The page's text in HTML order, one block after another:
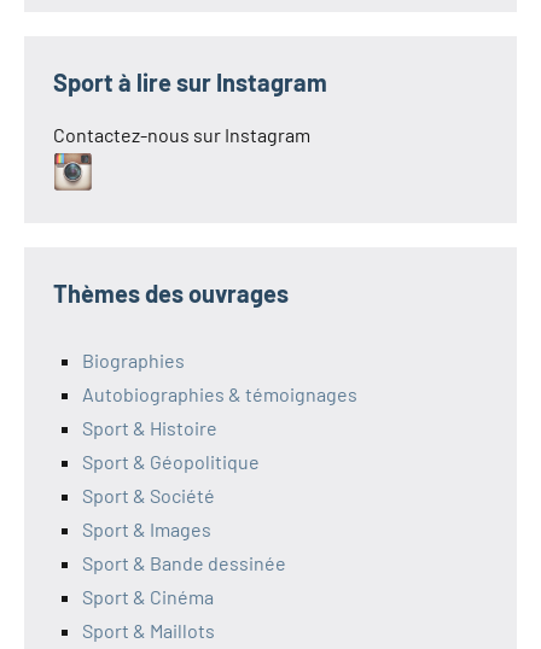
Sport à lire sur Instagram
Contactez-nous sur Instagram
Thèmes des ouvrages
Biographies
Autobiographies & témoignages
Sport & Histoire
Sport & Géopolitique
Sport & Société
Sport & Images
Sport & Bande dessinée
Sport & Cinéma
Sport & Maillots